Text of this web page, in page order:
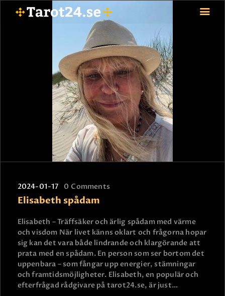
HEM
ASTROLOGI
STJÄRNTECKEN
TAROT
SPÅDAM-SIERSKA
BLOGG
JOBBA SOM SPÅDAM
FAQ
KONTAKTA OSS
2024-01-17 0 Comments
Elisabeth spådam
Elisabeth – Träffsäker och ärlig spådam med värme
och visdom När livet känns oklart och frågorna hopar
sig kan det vara både lindrande och klargörande att
prata med en spådam. En person som ser bortom det
uppenbara – som fångar upp energier, stämningar
och framtidsmöjligheter. Elisabeth, en populär och
efterfrågad rådgivare på tarot24.se, är just…